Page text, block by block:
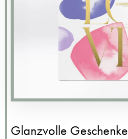
Glanzvolle Geschenke